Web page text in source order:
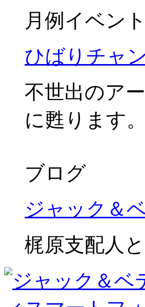
月例イベント
ひばりチャ
不世出のア
に甦ります。
ブログ
ジャック＆
梶原支配人